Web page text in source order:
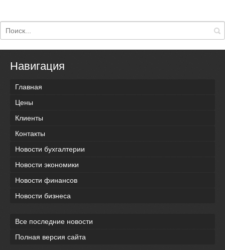
Навигация
Главная
Цены
Клиенты
Контакты
Новости бухгалтерии
Новости экономики
Новости финансов
Новости бизнеса
Все последние новости
Полная версия сайта